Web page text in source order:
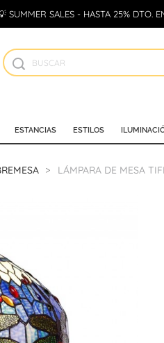
SUMMER SALES - HASTA 25% DTO.
ESTANCIAS ESTILOS
LÁMPARA DE MESA